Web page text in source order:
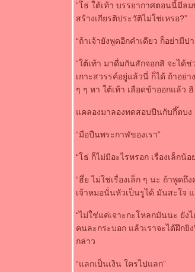
“โธ่ ใต้เท้า บรรยากาศตอนนี้มีล
สร้างเกียรติประวัติไม่ใช่เหรอ?”
“ถ้าเจ้ายังพูดอีกคำเดียว ก็อย่ามีป
“ใต้เท้า มาดื่มกันสักจอกสิ จะได้
เกาะสวรรค์อยู่แล้วนี่ ก็ได้ ถ้าอย่
ๆ ๆ หา ใต้เท้า เลือดข้าออกแล้ว ฮิ
คลองมาลองทดสอบปืนกับกึ๊ตบง
“มือปืนพระกาฬของเรา”
“โธ่ ก็ไม่มีอะไรหรอก เรื่องเล็กน้
“ฮึ่ย ไม่ใช่เรื่องเล็ก ๆ นะ ถ้าพูด
เจ้าหมอนั่นหัวเป็นรูได้ มันสะใจ
“ไม่ใช่แค่เจาะกะโหลกมันนะ ยัง
คนละกระบอก แล้วเราจะได้ฝึก
กล่าว
“แลกเป็นเงิน ใครไปแลก”